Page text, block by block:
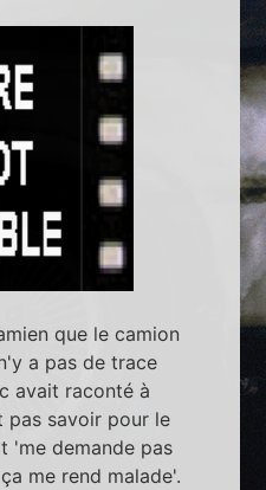
que le camion
a pas de trace
avait raconté à
pas savoir pour le
'me demande pas
me rend malade'.